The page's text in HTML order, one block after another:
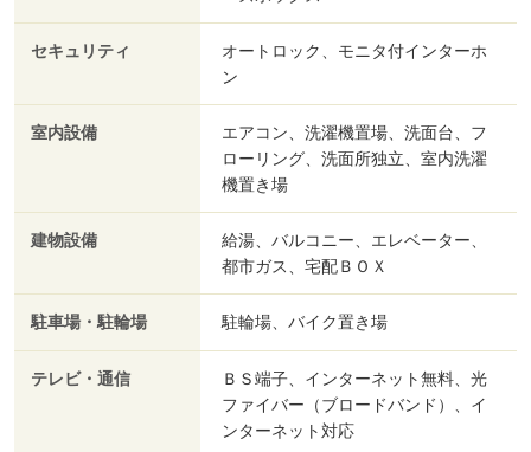
セキュリティ
オートロック、モニタ付インターホ
ン
室内設備
エアコン、洗濯機置場、洗面台、フ
ローリング、洗面所独立、室内洗濯
機置き場
建物設備
給湯、バルコニー、エレベーター、
都市ガス、宅配ＢＯＸ
駐車場・駐輪場 駐輪場、バイク置き場
テレビ・通信
ＢＳ端子、インターネット無料、光
ファイバー（ブロードバンド）、イ
ンターネット対応